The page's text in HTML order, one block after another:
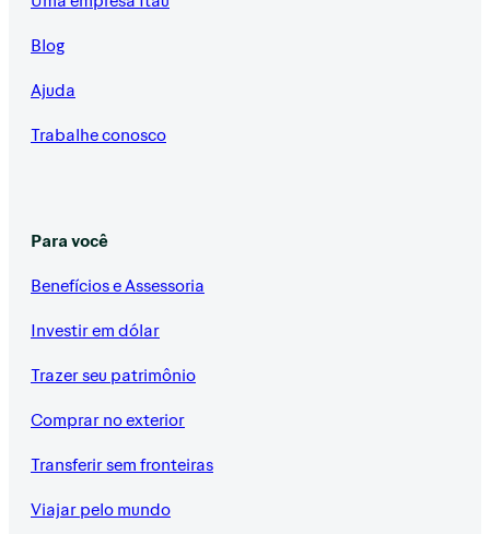
Blog
Ajuda
Trabalhe conosco
Para você
Benefícios e Assessoria
Investir em dólar
Trazer seu patrimônio
Comprar no exterior
Transferir sem fronteiras
Viajar pelo mundo